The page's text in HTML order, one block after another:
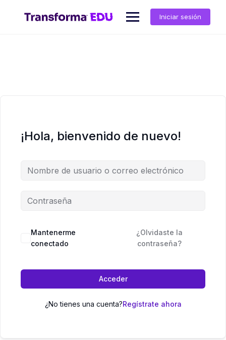
contenido
Iniciar sesión
¡Hola, bienvenido de nuevo!
Mantenerme
conectado
¿Olvidaste la
contraseña?
Acceder
¿No tienes una cuenta?Regístrate ahora